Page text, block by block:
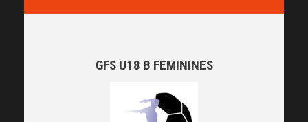
GFS U18 B FEMININES